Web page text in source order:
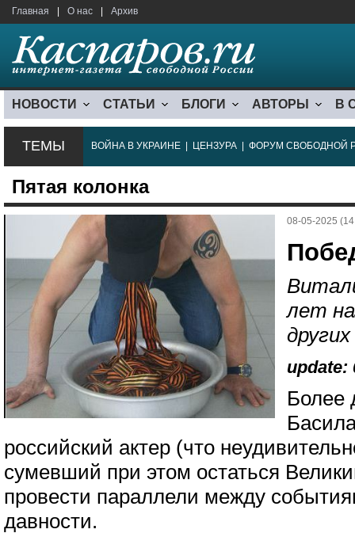
Главная О нас Архив
НОВОСТИ СТАТЬИ БЛОГИ АВТОРЫ В
ТЕМЫ ВОЙНА В УКРАИНЕ ЦЕНЗУРА ФОРУМ СВОБОДНОЙ
Пятая колонка
08-05-2025
лет
update:
Более
российский актер (что
сумевший при этом остаться
провести параллели между
давности.